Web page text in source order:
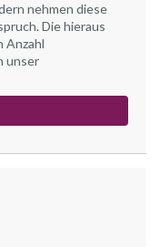
nehmen diese
Die hieraus
Anzahl
unser